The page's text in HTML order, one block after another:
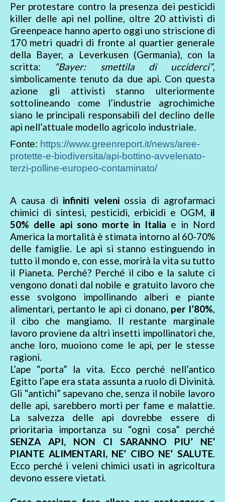
Per protestare contro la presenza dei pesticidi
killer delle api nel polline, oltre 20 attivisti di
Greenpeace hanno aperto oggi uno striscione di
170 metri quadri di fronte al quartier generale
della Bayer, a Leverkusen (Germania), con la
scritta:
“Bayer: smettila di ucciderci”,
simbolicamente tenuto da due api. Con questa
azione gli attivisti stanno ulteriormente
sottolineando come l’industrie agrochimiche
siano le principali responsabili del declino delle
api nell’attuale modello agricolo industriale.
Fonte: https://www.greenreport.it/news/aree-
protette-e-biodiversita/api-bottino-avvelenato-
terzi-polline-europeo-contaminato/
A causa di infiniti veleniossia di agrofarmaci
chimici di sintesi, pesticidi, erbicidi e OGM, il
50% delle api sono morte in Italia e in Nord
America la mortalità è stimata intorno al 60-70%
delle famiglie. Le api si stanno estinguendo in
tutto il mondo e, con esse, morirà la vita su tutto
il Pianeta. Perché? Perché il cibo e la salute ci
vengono donati dal nobile e gratuito lavoro che
esse svolgono impollinando alberi e piante
alimentari, pertanto le api ci donano, per l’80%,
il cibo che mangiamo. Il restante marginale
lavoro proviene da altri insetti impollinatori che,
anche loro, muoiono come le api, per le stesse
ragioni.
L’ape “porta” la vita. Ecco perché nell’antico
Egitto l’ape era stata assunta a ruolo di Divinità.
Gli “antichi” sapevano che, senza il nobile lavoro
delle api, sarebbero morti per fame e malattie.
La salvezza delle api dovrebbe essere di
prioritaria importanza su “ogni cosa” perché
SENZA API, NON CI SARANNO PIU’ NE’
PIANTE ALIMENTARI, NE’ CIBO NE’ SALUTE.
Ecco perché i veleni chimici usati in agricoltura
devono essere vietati.